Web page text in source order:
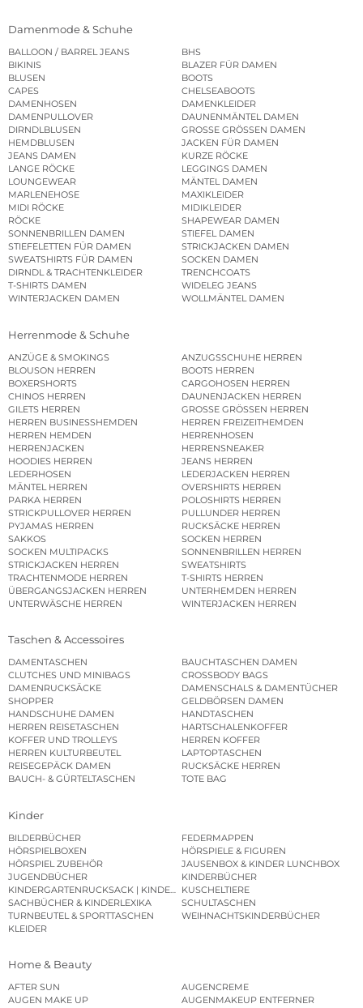
Damenmode & Schuhe
BALLOON / BARREL JEANS
BHS
BIKINIS
BLAZER FÜR DAMEN
BLUSEN
BOOTS
CAPES
CHELSEABOOTS
DAMENHOSEN
DAMENKLEIDER
DAMENPULLOVER
DAUNENMÄNTEL DAMEN
DIRNDLBLUSEN
GROSSE GRÖSSEN DAMEN
HEMDBLUSEN
JACKEN FÜR DAMEN
JEANS DAMEN
KURZE RÖCKE
LANGE RÖCKE
LEGGINGS DAMEN
LOUNGEWEAR
MÄNTEL DAMEN
MARLENEHOSE
MAXIKLEIDER
MIDI RÖCKE
MIDIKLEIDER
RÖCKE
SHAPEWEAR DAMEN
SONNENBRILLEN DAMEN
STIEFEL DAMEN
STIEFELETTEN FÜR DAMEN
STRICKJACKEN DAMEN
SWEATSHIRTS FÜR DAMEN
SOCKEN DAMEN
DIRNDL & TRACHTENKLEIDER
TRENCHCOATS
T-SHIRTS DAMEN
WIDELEG JEANS
WINTERJACKEN DAMEN
WOLLMÄNTEL DAMEN
Herrenmode & Schuhe
ANZÜGE & SMOKINGS
ANZUGSSCHUHE HERREN
BLOUSON HERREN
BOOTS HERREN
BOXERSHORTS
CARGOHOSEN HERREN
CHINOS HERREN
DAUNENJACKEN HERREN
GILETS HERREN
GROSSE GRÖSSEN HERREN
HERREN BUSINESSHEMDEN
HERREN FREIZEITHEMDEN
HERREN HEMDEN
HERRENHOSEN
HERRENJACKEN
HERRENSNEAKER
HOODIES HERREN
JEANS HERREN
LEDERHOSEN
LEDERJACKEN HERREN
MÄNTEL HERREN
OVERSHIRTS HERREN
PARKA HERREN
POLOSHIRTS HERREN
STRICKPULLOVER HERREN
PULLUNDER HERREN
PYJAMAS HERREN
RUCKSÄCKE HERREN
SAKKOS
SOCKEN HERREN
SOCKEN MULTIPACKS
SONNENBRILLEN HERREN
STRICKJACKEN HERREN
SWEATSHIRTS
TRACHTENMODE HERREN
T-SHIRTS HERREN
ÜBERGANGSJACKEN HERREN
UNTERHEMDEN HERREN
UNTERWÄSCHE HERREN
WINTERJACKEN HERREN
Taschen & Accessoires
DAMENTASCHEN
BAUCHTASCHEN DAMEN
CLUTCHES UND MINIBAGS
CROSSBODY BAGS
DAMENRUCKSÄCKE
DAMENSCHALS & DAMENTÜCHER
SHOPPER
GELDBÖRSEN DAMEN
HANDSCHUHE DAMEN
HANDTASCHEN
HERREN REISETASCHEN
HARTSCHALENKOFFER
KOFFER UND TROLLEYS
HERREN KOFFER
HERREN KULTURBEUTEL
LAPTOPTASCHEN
REISEGEPÄCK DAMEN
RUCKSÄCKE HERREN
BAUCH- & GÜRTELTASCHEN
TOTE BAG
Kinder
BILDERBÜCHER
FEDERMAPPEN
HÖRSPIELBOXEN
HÖRSPIELE & FIGUREN
HÖRSPIEL ZUBEHÖR
JAUSENBOX & KINDER LUNCHBOX
JUGENDBÜCHER
KINDERBÜCHER
KINDERGARTENRUCKSACK | KINDERGARTENBEUTEL
KUSCHELTIERE
SACHBÜCHER & KINDERLEXIKA
SCHULTASCHEN
TURNBEUTEL & SPORTTASCHEN
WEIHNACHTSKINDERBÜCHER
KLEIDER
Home & Beauty
AFTER SUN
AUGENCREME
AUGEN MAKE UP
AUGENMAKEUP ENTFERNER